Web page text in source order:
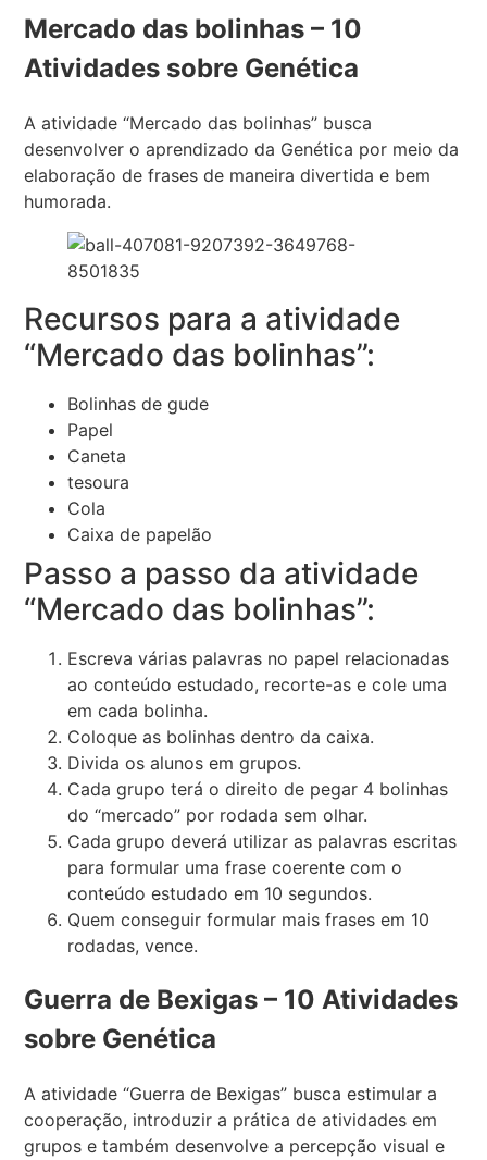
Mercado das bolinhas – 10
Atividades sobre Genética
A atividade “Mercado das bolinhas” busca
desenvolver o aprendizado da Genética por meio da
elaboração de frases de maneira divertida e bem
humorada.
Recursos para a atividade
“Mercado das bolinhas”:
Bolinhas de gude
Papel
Caneta
tesoura
Cola
Caixa de papelão
Passo a passo da atividade
“Mercado das bolinhas”:
Escreva várias palavras no papel relacionadas
ao conteúdo estudado, recorte-as e cole uma
em cada bolinha.
Coloque as bolinhas dentro da caixa.
Divida os alunos em grupos.
Cada grupo terá o direito de pegar 4 bolinhas
do “mercado” por rodada sem olhar.
Cada grupo deverá utilizar as palavras escritas
para formular uma frase coerente com o
conteúdo estudado em 10 segundos.
Quem conseguir formular mais frases em 10
rodadas, vence.
Guerra de Bexigas – 10 Atividades
sobre Genética
A atividade “Guerra de Bexigas” busca estimular a
cooperação, introduzir a prática de atividades em
grupos e também desenvolve a percepção visual e